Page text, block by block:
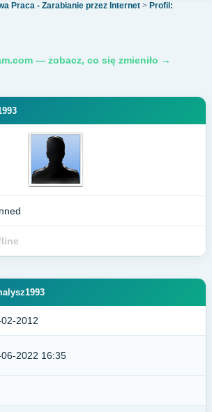
Praca - Zarabianie przez Internet > Profil:
— zobacz, co się zmieniło →
2012
2022 16:35